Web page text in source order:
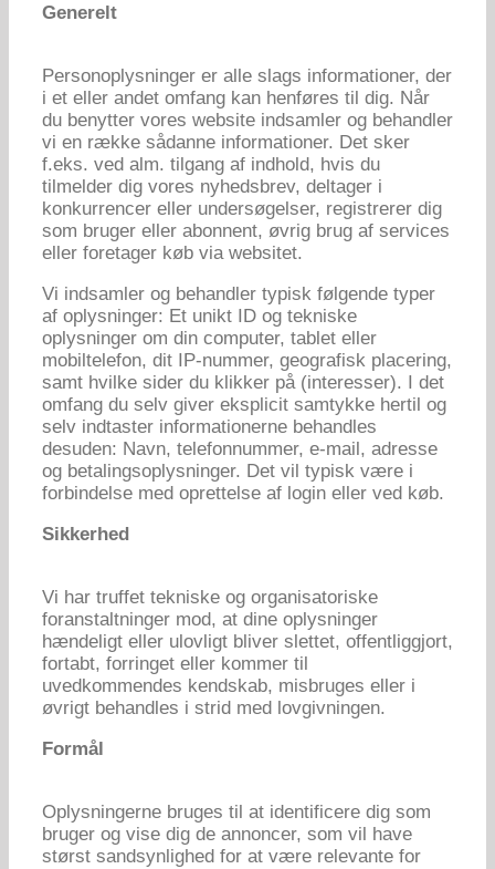
Generelt
Personoplysninger er alle slags informationer, der
i et eller andet omfang kan henføres til dig. Når
du benytter vores website indsamler og behandler
vi en række sådanne informationer. Det sker
f.eks. ved alm. tilgang af indhold, hvis du
tilmelder dig vores nyhedsbrev, deltager i
konkurrencer eller undersøgelser, registrerer dig
som bruger eller abonnent, øvrig brug af services
eller foretager køb via websitet.
Vi indsamler og behandler typisk følgende typer
af oplysninger: Et unikt ID og tekniske
oplysninger om din computer, tablet eller
mobiltelefon, dit IP-nummer, geografisk placering,
samt hvilke sider du klikker på (interesser). I det
omfang du selv giver eksplicit samtykke hertil og
selv indtaster informationerne behandles
desuden: Navn, telefonnummer, e-mail, adresse
og betalingsoplysninger. Det vil typisk være i
forbindelse med oprettelse af login eller ved køb.
Sikkerhed
Vi har truffet tekniske og organisatoriske
foranstaltninger mod, at dine oplysninger
hændeligt eller ulovligt bliver slettet, offentliggjort,
fortabt, forringet eller kommer til
uvedkommendes kendskab, misbruges eller i
øvrigt behandles i strid med lovgivningen.
Formål
Oplysningerne bruges til at identificere dig som
bruger og vise dig de annoncer, som vil have
størst sandsynlighed for at være relevante for